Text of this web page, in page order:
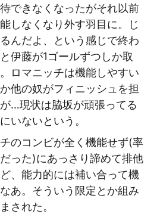
できなくなったがそれ以前
しなくなり外す羽目に。じ
んだよ、という感じで終わ
伊藤が1ゴールずつしか取
ロマニッチは機能しやすい
他の奴がフィニッシュを担
…現状は脇坂が頑張ってる
いないという。
のコンビが全く機能せず(率
った)にあっさり諦めて排他
、能力的には補い合って機
あ。そういう限定とか組み
された。